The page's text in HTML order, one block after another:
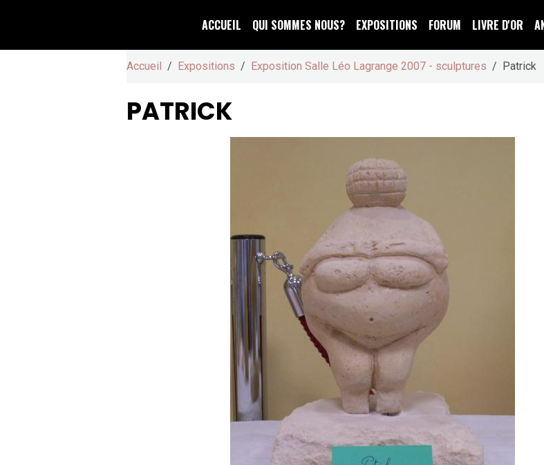
ACCUEIL QUI SOMMES NOUS? EXPOSITIONS FORUM LIVRE D'OR
Accueil Expositions Exposition Salle Léo Lagrange 2007 - sculptures Patrick
PATRICK